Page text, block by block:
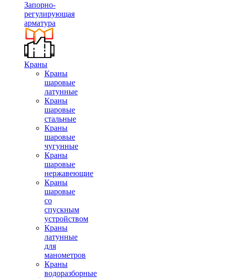
Запорно-
регулирующая
арматура
Краны
Краны
шаровые
латунные
Краны
шаровые
стальные
Краны
шаровые
чугунные
Краны
шаровые
нержавеющие
Краны
шаровые
со
спускным
устройством
Краны
латунные
для
манометров
Краны
водоразборные